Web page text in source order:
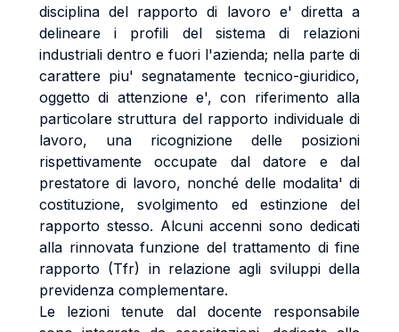
disciplina del rapporto di lavoro e' diretta a
delineare i profili del sistema di relazioni
industriali dentro e fuori l'azienda; nella parte di
carattere piu' segnatamente tecnico-giuridico,
oggetto di attenzione e', con riferimento alla
particolare struttura del rapporto individuale di
lavoro, una ricognizione delle posizioni
rispettivamente occupate dal datore e dal
prestatore di lavoro, nonché delle modalita' di
costituzione, svolgimento ed estinzione del
rapporto stesso. Alcuni accenni sono dedicati
alla rinnovata funzione del trattamento di fine
rapporto (Tfr) in relazione agli sviluppi della
previdenza complementare.
Le lezioni tenute dal docente responsabile